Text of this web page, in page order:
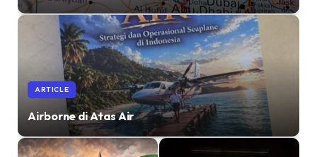
ARTICLE
Airborne di Atas Air